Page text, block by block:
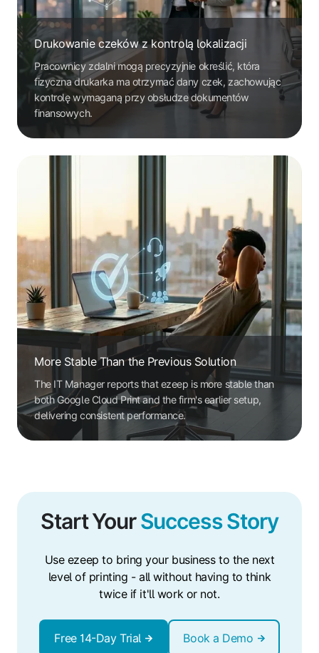
Drukowanie czeków z kontrolą lokalizacji
Pracownicy zdalni mogą precyzyjnie określić, która
fizyczna drukarka ma otrzymać dany czek, zachowując
kontrolę wymaganą przy obsłudze dokumentów
finansowych.
More Stable Than the Previous Solution
The IT Manager reports that ezeep is more stable than
both Google Cloud Print and the firm's earlier setup,
delivering consistent performance.
Start YourSuccess Story
Use ezeep to bring your business to the next
level of printing - all without having to think
twice if it'll work or not.
Free 14-Day Trial Book a Demo